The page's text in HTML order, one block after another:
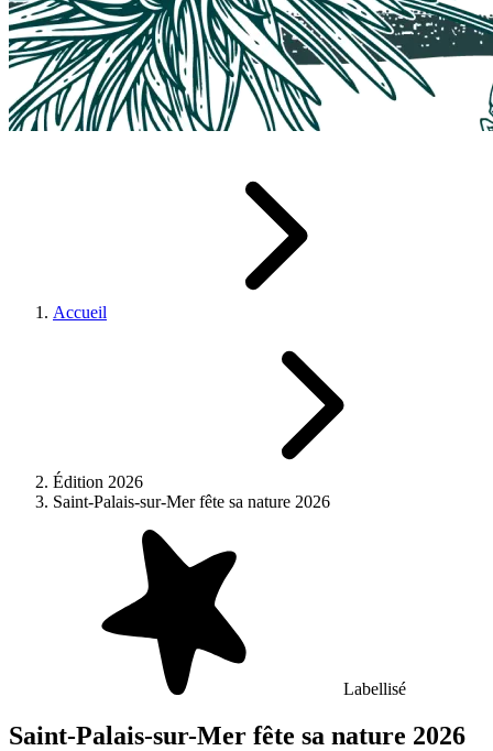
Accueil
Édition 2026
Saint-Palais-sur-Mer fête sa nature 2026
Labellisé
Saint-Palais-sur-Mer fête sa nature 2026